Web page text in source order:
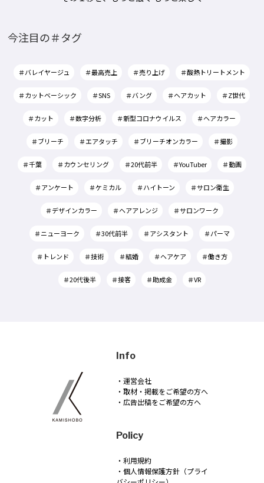
今注目の＃タグ
＃バレイヤージュ ＃最高売上 ＃売り上げ ＃酸熱トリートメント
＃カットベーシック ＃SNS ＃バング ＃ヘアカット ＃Z世代
＃カット ＃数字分析 ＃新型コロナウイルス ＃ヘアカラー
＃ブリーチ ＃エアタッチ ＃ブリーチオンカラー ＃撮影
＃千葉 ＃カウンセリング ＃20代前半 ＃YouTuber ＃動画
＃アンケート ＃ケミカル ＃ハイトーン ＃サロン衛生
＃デザインカラー ＃ヘアアレンジ ＃サロンワーク
＃ニューヨーク ＃30代前半 ＃アシスタント ＃パーマ
＃トレンド ＃技術 ＃結婚 ＃ヘアケア ＃働き方
＃20代後半 ＃接客 ＃助成金 ＃VR
Info
・運営会社
・取材・掲載をご希望の方へ
・広告出稿をご希望の方へ
Policy
・利用規約
・個人情報保護方針（プライ